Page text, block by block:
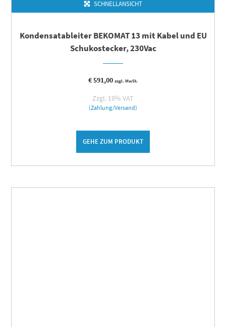
SCHNELLANSICHT
Kondensatableiter BEKOMAT 13 mit Kabel und EU
Schukostecker, 230Vac
€591,00 zzgl. MwSt.
Zzgl. 19% VAT
(Zahlung/Versand)
GEHE ZUM PRODUKT